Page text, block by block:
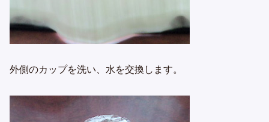
外側のカップを洗い、水を交換します。